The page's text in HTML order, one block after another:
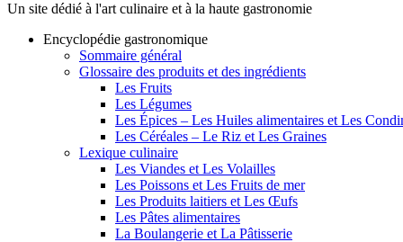
Un site dédié à l'art culinaire et à la haute gastronomie
Encyclopédie gastronomique
Sommaire général
Glossaire des produits et des ingrédients
Les Fruits
Les Légumes
Les Épices – Les Huiles alimentaires et Les
Les Céréales – Le Riz et Les Graines
Lexique culinaire
Les Viandes et Les Volailles
Les Poissons et Les Fruits de mer
Les Produits laitiers et Les Œufs
Les Pâtes alimentaires
La Boulangerie et La Pâtisserie